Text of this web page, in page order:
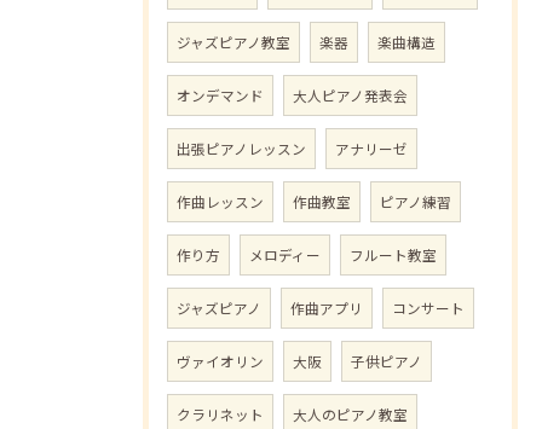
ジャズピアノ教室 楽器 楽曲構造
オンデマンド 大人ピアノ発表会
出張ピアノレッスン アナリーゼ
作曲レッスン 作曲教室 ピアノ練習
作り方 メロディー フルート教室
ジャズピアノ 作曲アプリ コンサート
ヴァイオリン 大阪 子供ピアノ
クラリネット 大人のピアノ教室